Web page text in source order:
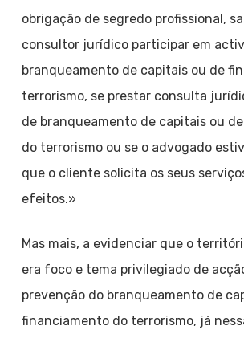
obrigação de segredo profissional,
consultor jurídico participar em
branqueamento de capitais ou de
terrorismo, se prestar consulta
de branqueamento de capitais ou
do terrorismo ou se o advogado
que o cliente solicita os seus
efeitos.»
Mas mais, a evidenciar que o
era foco e tema privilegiado de
prevenção do branqueamento de
financiamento do terrorismo, já